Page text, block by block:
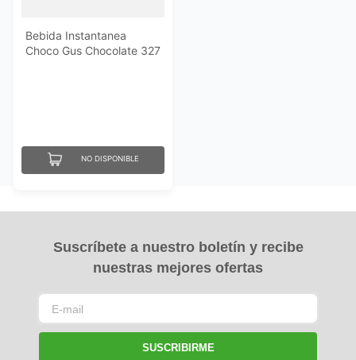
Bebida Instantanea
Choco Gus Chocolate 327
NO DISPONIBLE
Suscríbete a nuestro boletín y recibe
nuestras mejores ofertas
SUSCRIBIRME